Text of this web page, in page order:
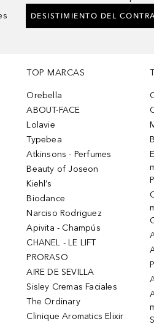
DESISTIMIENTO DEL
TOP MARCAS
Orebella
ABOUT-FACE
Lolavie
Typebea
Atkinsons - Perfumes
Beauty of Joseon
Kiehl’s
Biodance
Narciso Rodriguez
Apivita - Champús
CHANEL - LE LIFT
PRORASO
AIRE DE SEVILLA
Sisley Cremas Faciales
The Ordinary
Clinique Aromatics Elixir